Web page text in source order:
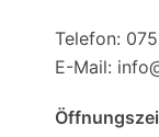
Telefon:
E-Mail: